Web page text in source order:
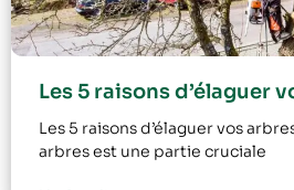
Les 5 raisons d’élaguer
Les 5 raisons d’élaguer vos
arbres est une partie cruciale